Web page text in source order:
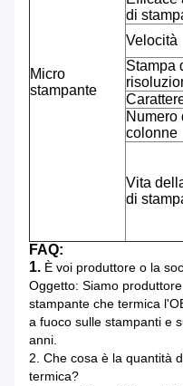
Micro
stampante
di
Velocità
Stampa
Numero
colonne
Vita
di
FAQ:
1. È voi produttore o la
Oggetto: Siamo
stampante che termica
a fuoco sulle stampanti e
anni.
2. Che cosa è la quantità
termica?